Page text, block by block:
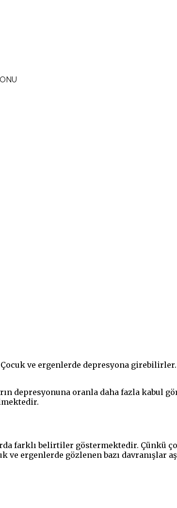
ve ergenlerde depresyona
depresyonuna oranla daha fazla kabul
farklı belirtiler göstermektedir. Çünkü
ergenlerde gözlenen bazı davranışlar